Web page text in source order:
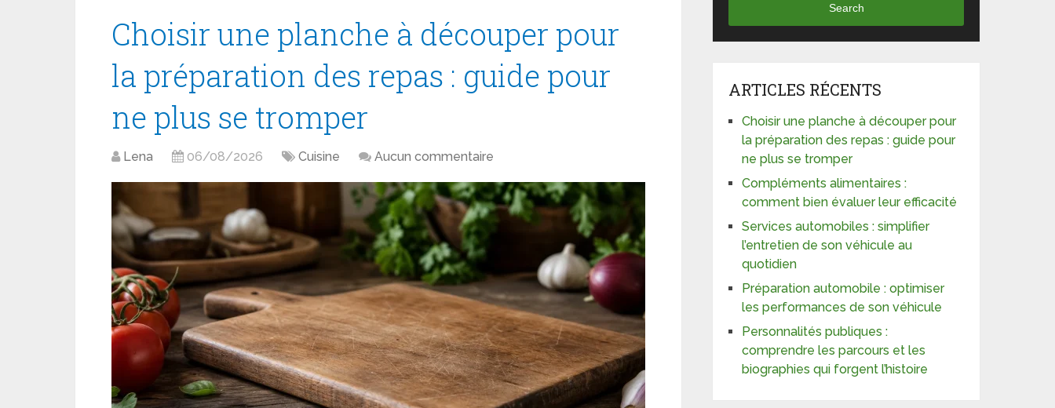
Choisir une planche à découper pour
la préparation des repas : guide pour
ne plus se tromper
Lena 06/08/2026 Cuisine Aucun commentaire
Search
ARTICLES RÉCENTS
Choisir une planche à découper pour
la préparation des repas : guide pour
ne plus se tromper
Compléments alimentaires :
comment bien évaluer leur efficacité
Services automobiles : simplifier
l’entretien de son véhicule au
quotidien
Préparation automobile : optimiser
les performances de son véhicule
Personnalités publiques :
comprendre les parcours et les
biographies qui forgent l’histoire